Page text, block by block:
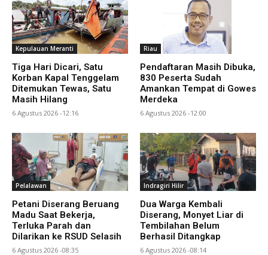
Kepulauan Meranti
Tiga Hari Dicari, Satu
Korban Kapal Tenggelam
Ditemukan Tewas, Satu
Masih Hilang
6 Agustus 2026 -12:16
Riau
Pendaftaran Masih Dibuka,
830 Peserta Sudah
Amankan Tempat di Gowes
Merdeka
6 Agustus 2026 -12:00
Pelalawan
Petani Diserang Beruang
Madu Saat Bekerja,
Terluka Parah dan
Dilarikan ke RSUD Selasih
6 Agustus 2026 -08:35
Indragiri Hilir
Dua Warga Kembali
Diserang, Monyet Liar di
Tembilahan Belum
Berhasil Ditangkap
6 Agustus 2026 -08:14